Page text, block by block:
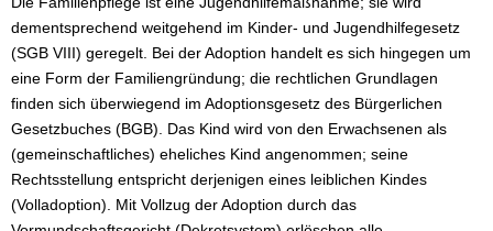
dementsprechend weitgehend im Kinder- und Jugendhilfegesetz
(SGB VIII) geregelt. Bei der Adoption handelt es sich hingegen um
eine Form der Familiengründung; die rechtlichen Grundlagen
finden sich überwiegend im Adoptionsgesetz des Bürgerlichen
Gesetzbuches (BGB). Das Kind wird von den Erwachsenen als
(gemeinschaftliches) eheliches Kind angenommen; seine
Rechtsstellung entspricht derjenigen eines leiblichen Kindes
(Volladoption). Mit Vollzug der Adoption durch das